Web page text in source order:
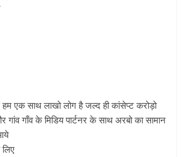
एक साथ लाखो लोग है जल्द ही कांसेप्ट करोड़ो
गांव गाँव के मिडिय पार्टनर के साथ अरबो का सामान